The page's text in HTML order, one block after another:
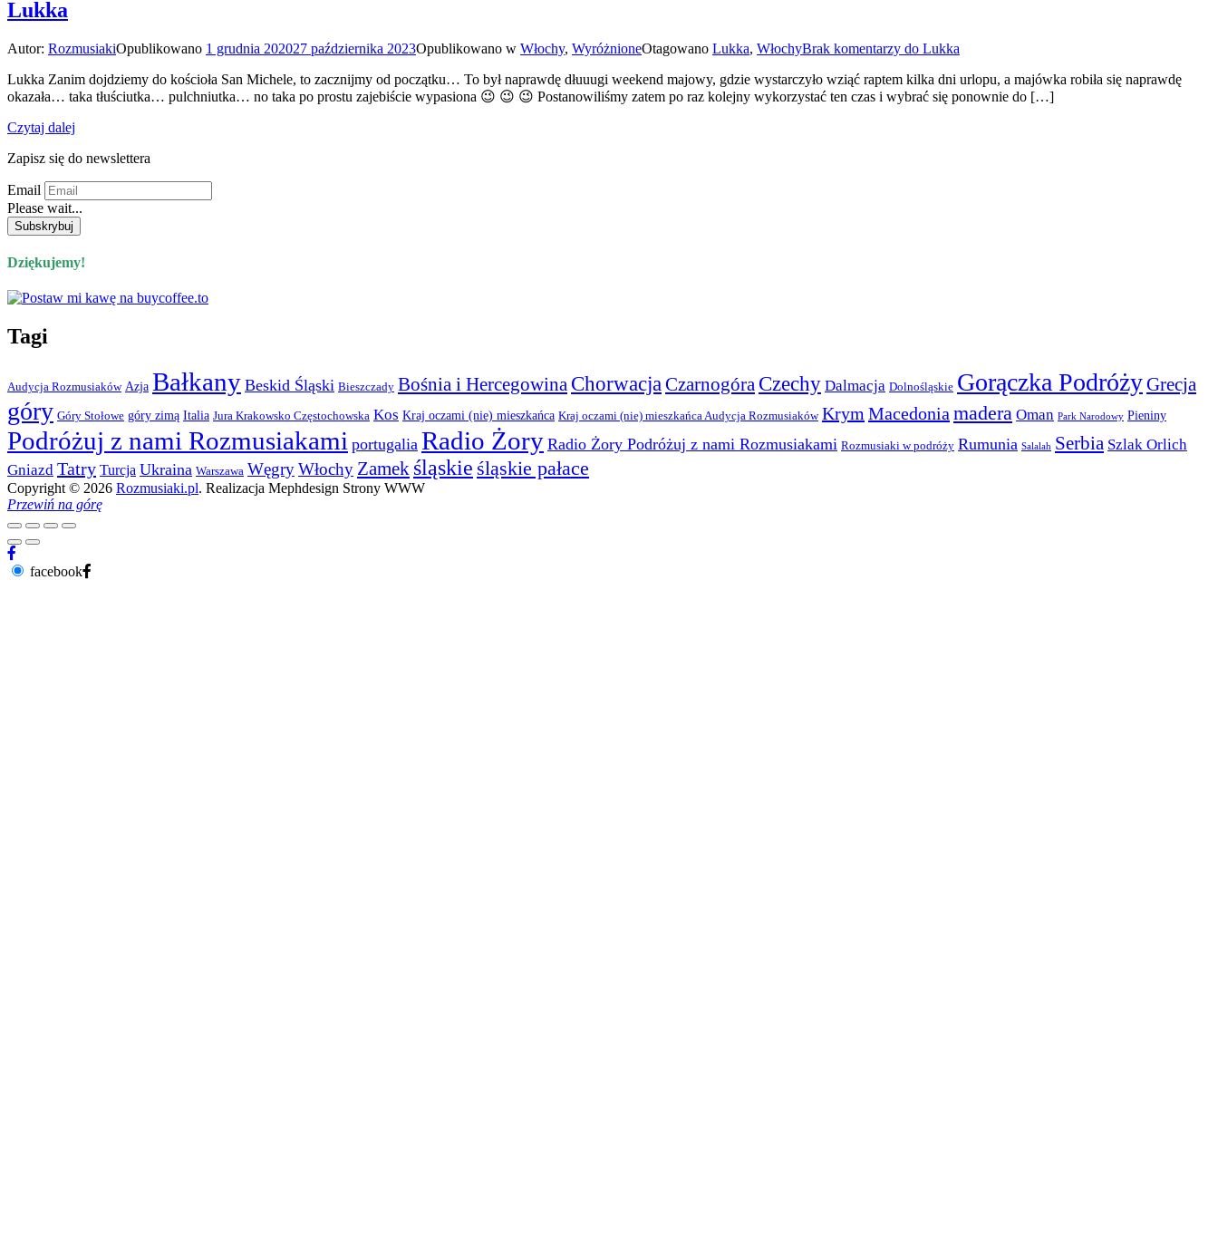
Lukka
Autor: RozmusiakiOpublikowano 1 grudnia 202027 października 2023Opublikowano w Włochy, WyróżnioneOtagowano Lukka, WłochyBrak komentarzy do Lukka
Lukka Zanim dojdziemy do kościoła San Michele, to zacznijmy od początku… To był naprawdę dłuuugi weekend majowy, gdzie wystarczyło wziąć raptem kilka dni urlopu, a majówka robiła się naprawdę
okazała… taka tłuściutka… pulchniutka… no taka po prostu zajebiście wypasiona 😉 😉 😉 Postanowiliśmy zatem po raz kolejny wykorzystać ten czas i wybrać się ponownie do […]
Czytaj dalej
Zapisz się do newslettera
Email
Please wait...
Dziękujemy!
Tagi
Audycja Rozmusiaków Azja Bałkany Beskid Śląski Bieszczady Bośnia i Hercegowina ChorwacjaCzarnogóra Czechy Dalmacja Dolnośląskie Gorączka PodróżyGrecja
góry Góry Stołowe góry zimą Italia Jura Krakowsko Częstochowska Kos Kraj oczami (nie) mieszkańca Kraj oczami (nie) mieszkańca Audycja Rozmusiaków Krym Macedonia madera Oman Park Narodowy Pieniny
Podróżuj z nami Rozmusiakami portugalia Radio Żory Radio Żory Podróżuj z nami Rozmusiakami Rozmusiaki w podróży Rumunia Salalah Serbia Szlak Orlich
Gniazd Tatry Turcja Ukraina Warszawa WęgryWłochy Zamek śląskie śląskie pałace
Copyright © 2026 Rozmusiaki.pl. Realizacja Mephdesign Strony WWW
Przewiń na górę
facebook